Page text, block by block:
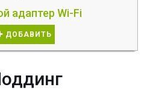
адаптер Wi-Fi
ДОБАВИТЬ